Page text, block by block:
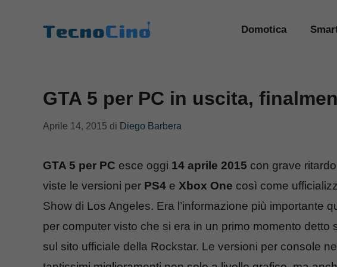
Domotica
GTA 5 per PC in uscita,
Aprile 14, 2015 di Diego Barbera
GTA 5 per PC esce oggi 14 aprile 2015 con grave
viste le versioni per PS4 e Xbox One così come
Show di Los Angeles. Era l’informazione più importante
per computer visto che si era in un primo momento detto
sul sito ufficiale della Rockstar. Le versioni per console